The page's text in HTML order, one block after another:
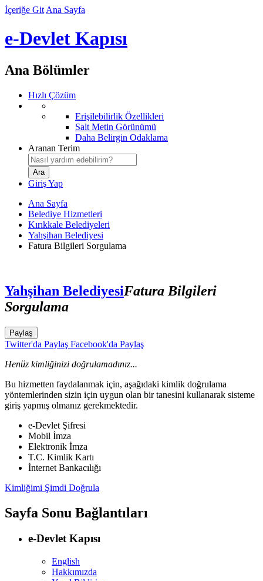
İçeriğe Git Ana Sayfa
e-Devlet Kapısı
Ana Bölümler
Hızlı Çözüm
Erişilebilirlik Özellikleri
Salt Metin Görünümü
Daha Belirgin Odaklama
Aranan Terim
Giriş Yap
Ana Sayfa
Belediye Hizmetleri
Kırıkkale Belediyeleri
Yahşihan Belediyesi
Fatura Bilgileri Sorgulama
Yahşihan BelediyesiFatura Bilgileri
Sorgulama
Paylaş
Twitter'da Paylaş Facebook'da Paylaş
Henüz kimliğinizi doğrulamadınız...
Bu hizmetten faydalanmak için, aşağıdaki kimlik doğrulama
yöntemlerinden sizin için uygun olan bir tanesini kullanarak sisteme
giriş yapmış olmanız gerekmektedir.
e-Devlet Şifresi
Mobil İmza
Elektronik İmza
T.C. Kimlik Kartı
İnternet Bankacılığı
Kimliğimi Şimdi Doğrula
Sayfa Sonu Bağlantıları
e-Devlet Kapısı
English
Hakkımızda